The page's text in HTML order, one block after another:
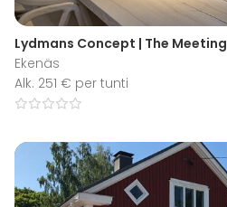
Lydmans Concept | The Meeting
Ekenäs
Alk. 251 € per tunti